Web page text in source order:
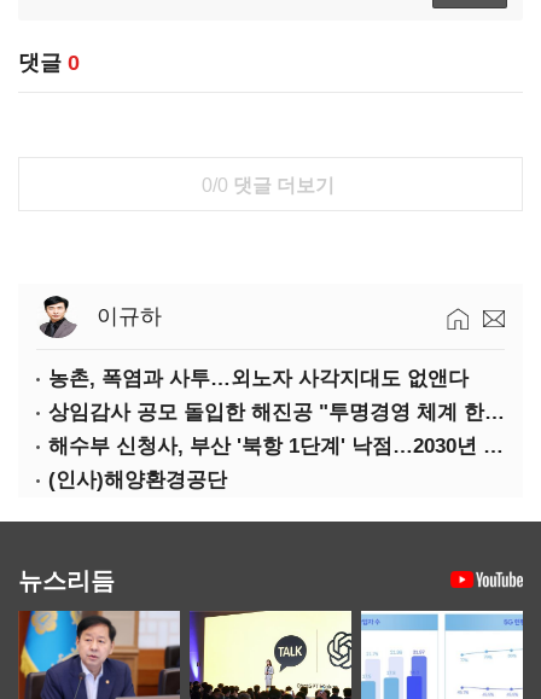
댓글 0
0/0 댓글 더보기
이규하
농촌, 폭염과 사투…외노자 사각지대도 없앤다
상임감사 공모 돌입한 해진공 "투명경영 체계 한층 강화"
해수부 신청사, 부산 '북항 1단계' 낙점…2030년 완공 목표
(인사)해양환경공단
뉴스리듬